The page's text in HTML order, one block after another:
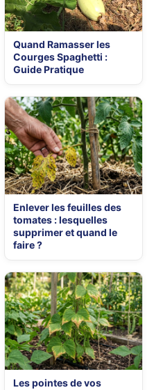
Quand Ramasser les
Courges Spaghetti :
Guide Pratique
Enlever les feuilles des
tomates : lesquelles
supprimer et quand le
faire ?
Les pointes de vos